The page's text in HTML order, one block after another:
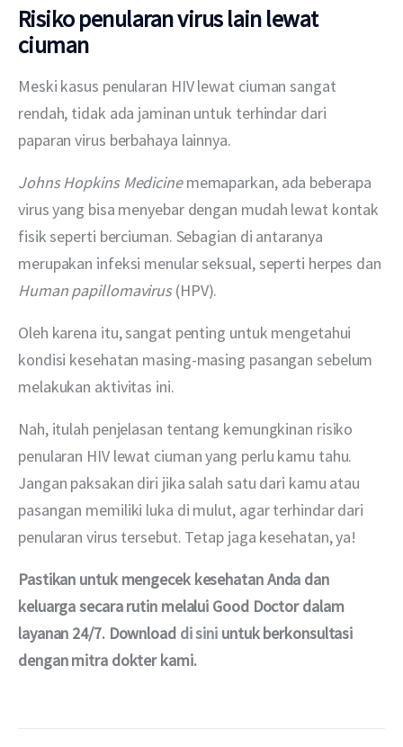
Risiko penularan virus lain lewat
ciuman
Meski kasus penularan HIV lewat ciuman sangat
rendah, tidak ada jaminan untuk terhindar dari
paparan virus berbahaya lainnya.
Johns Hopkins Medicine memaparkan, ada beberapa
virus yang bisa menyebar dengan mudah lewat kontak
fisik seperti berciuman. Sebagian di antaranya
merupakan infeksi menular seksual, seperti herpes dan
Human papillomavirus (HPV).
Oleh karena itu, sangat penting untuk mengetahui
kondisi kesehatan masing-masing pasangan sebelum
melakukan aktivitas ini.
Nah, itulah penjelasan tentang kemungkinan risiko
penularan HIV lewat ciuman yang perlu kamu tahu.
Jangan paksakan diri jika salah satu dari kamu atau
pasangan memiliki luka di mulut, agar terhindar dari
penularan virus tersebut. Tetap jaga kesehatan, ya!
Pastikan untuk mengecek kesehatan Anda dan
keluarga secara rutin melalui Good Doctor dalam
layanan 24/7. Download di sini untuk berkonsultasi
dengan mitra dokter kami.